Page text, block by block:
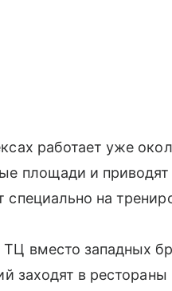
работает уже
площади и
на
вместо западных
заходят в